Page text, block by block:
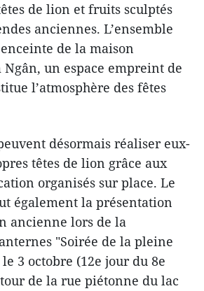
de lion et fruits sculptés
anciennes. L’ensemble
de la maison
un espace empreint de
l’atmosphère des fêtes
désormais réaliser eux-
têtes de lion grâce aux
organisés sur place. Le
également la présentation
ancienne lors de la
"Soirée de la pleine
3 octobre (12e jour du 8e
de la rue piétonne du lac